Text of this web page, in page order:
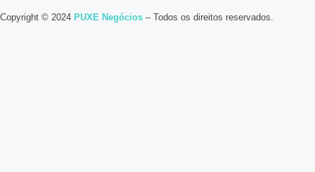
Copyright © 2024 PUXE Negócios – Todos os direitos reservados.